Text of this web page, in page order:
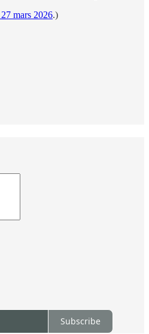
mars 2026.)
Subscribe